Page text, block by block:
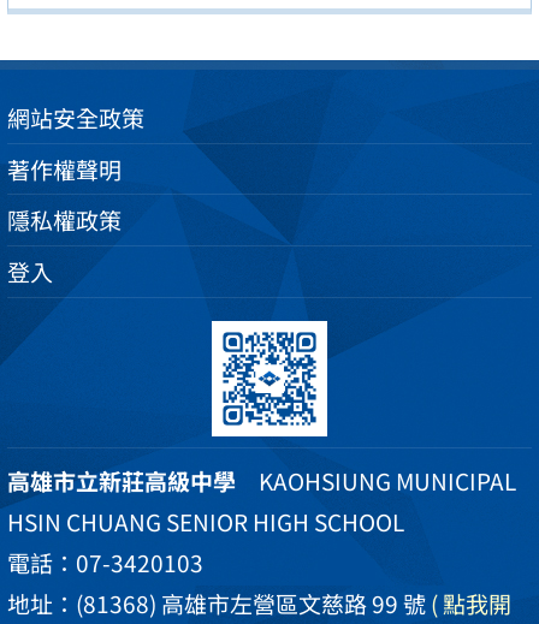
網站安全政策
著作權聲明
隱私權政策
登入
高雄市立新莊高級中學 KAOHSIUNG MUNICIPAL
HSIN CHUANG SENIOR HIGH SCHOOL
電話：07-3420103
地址：(81368) 高雄市左營區文慈路 99 號( 點我開